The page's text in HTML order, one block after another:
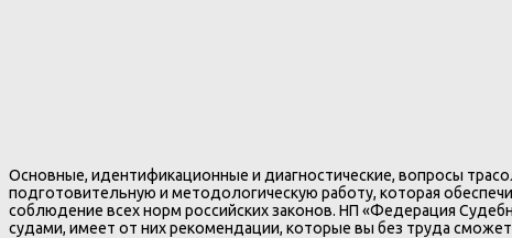
Основные, идентификационные и диагностические, вопросы
подготовительную и методологическую работу, которая
соблюдение всех норм российских законов. НП «Федерация
судами, имеет от них рекомендации, которые вы без труда